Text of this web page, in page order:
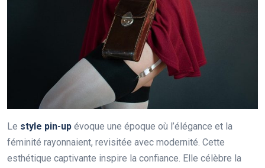
Le style pin-up évoque une époque où l’élégance et la
féminité rayonnaient, revisitée avec modernité. Cette
esthétique captivante inspire la confiance. Elle célèbre la